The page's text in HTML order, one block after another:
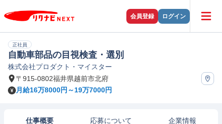
会員登録 ログイン
正社員
自動車部品の目視検査・選別
株式会社プロダクト・マイスター
〒915-0802福井県越前市北府
月給16万8000円～19万7000円
仕事概要 応募について 企業情報